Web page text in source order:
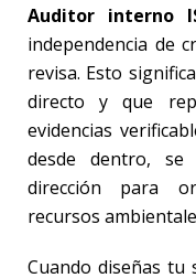
Auditor interno
independencia de
revisa. Esto
directo y que
evidencias
desde dentro,
dirección para
recursos
Cuando diseñas tu